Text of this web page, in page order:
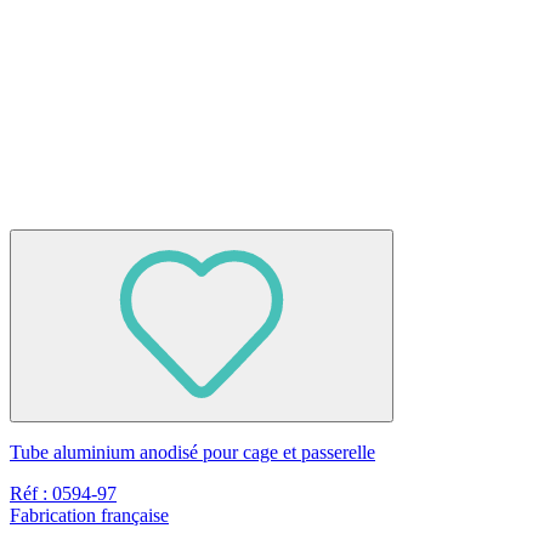
Tube aluminium anodisé pour cage et passerelle
Réf : 0594-97
Fabrication française